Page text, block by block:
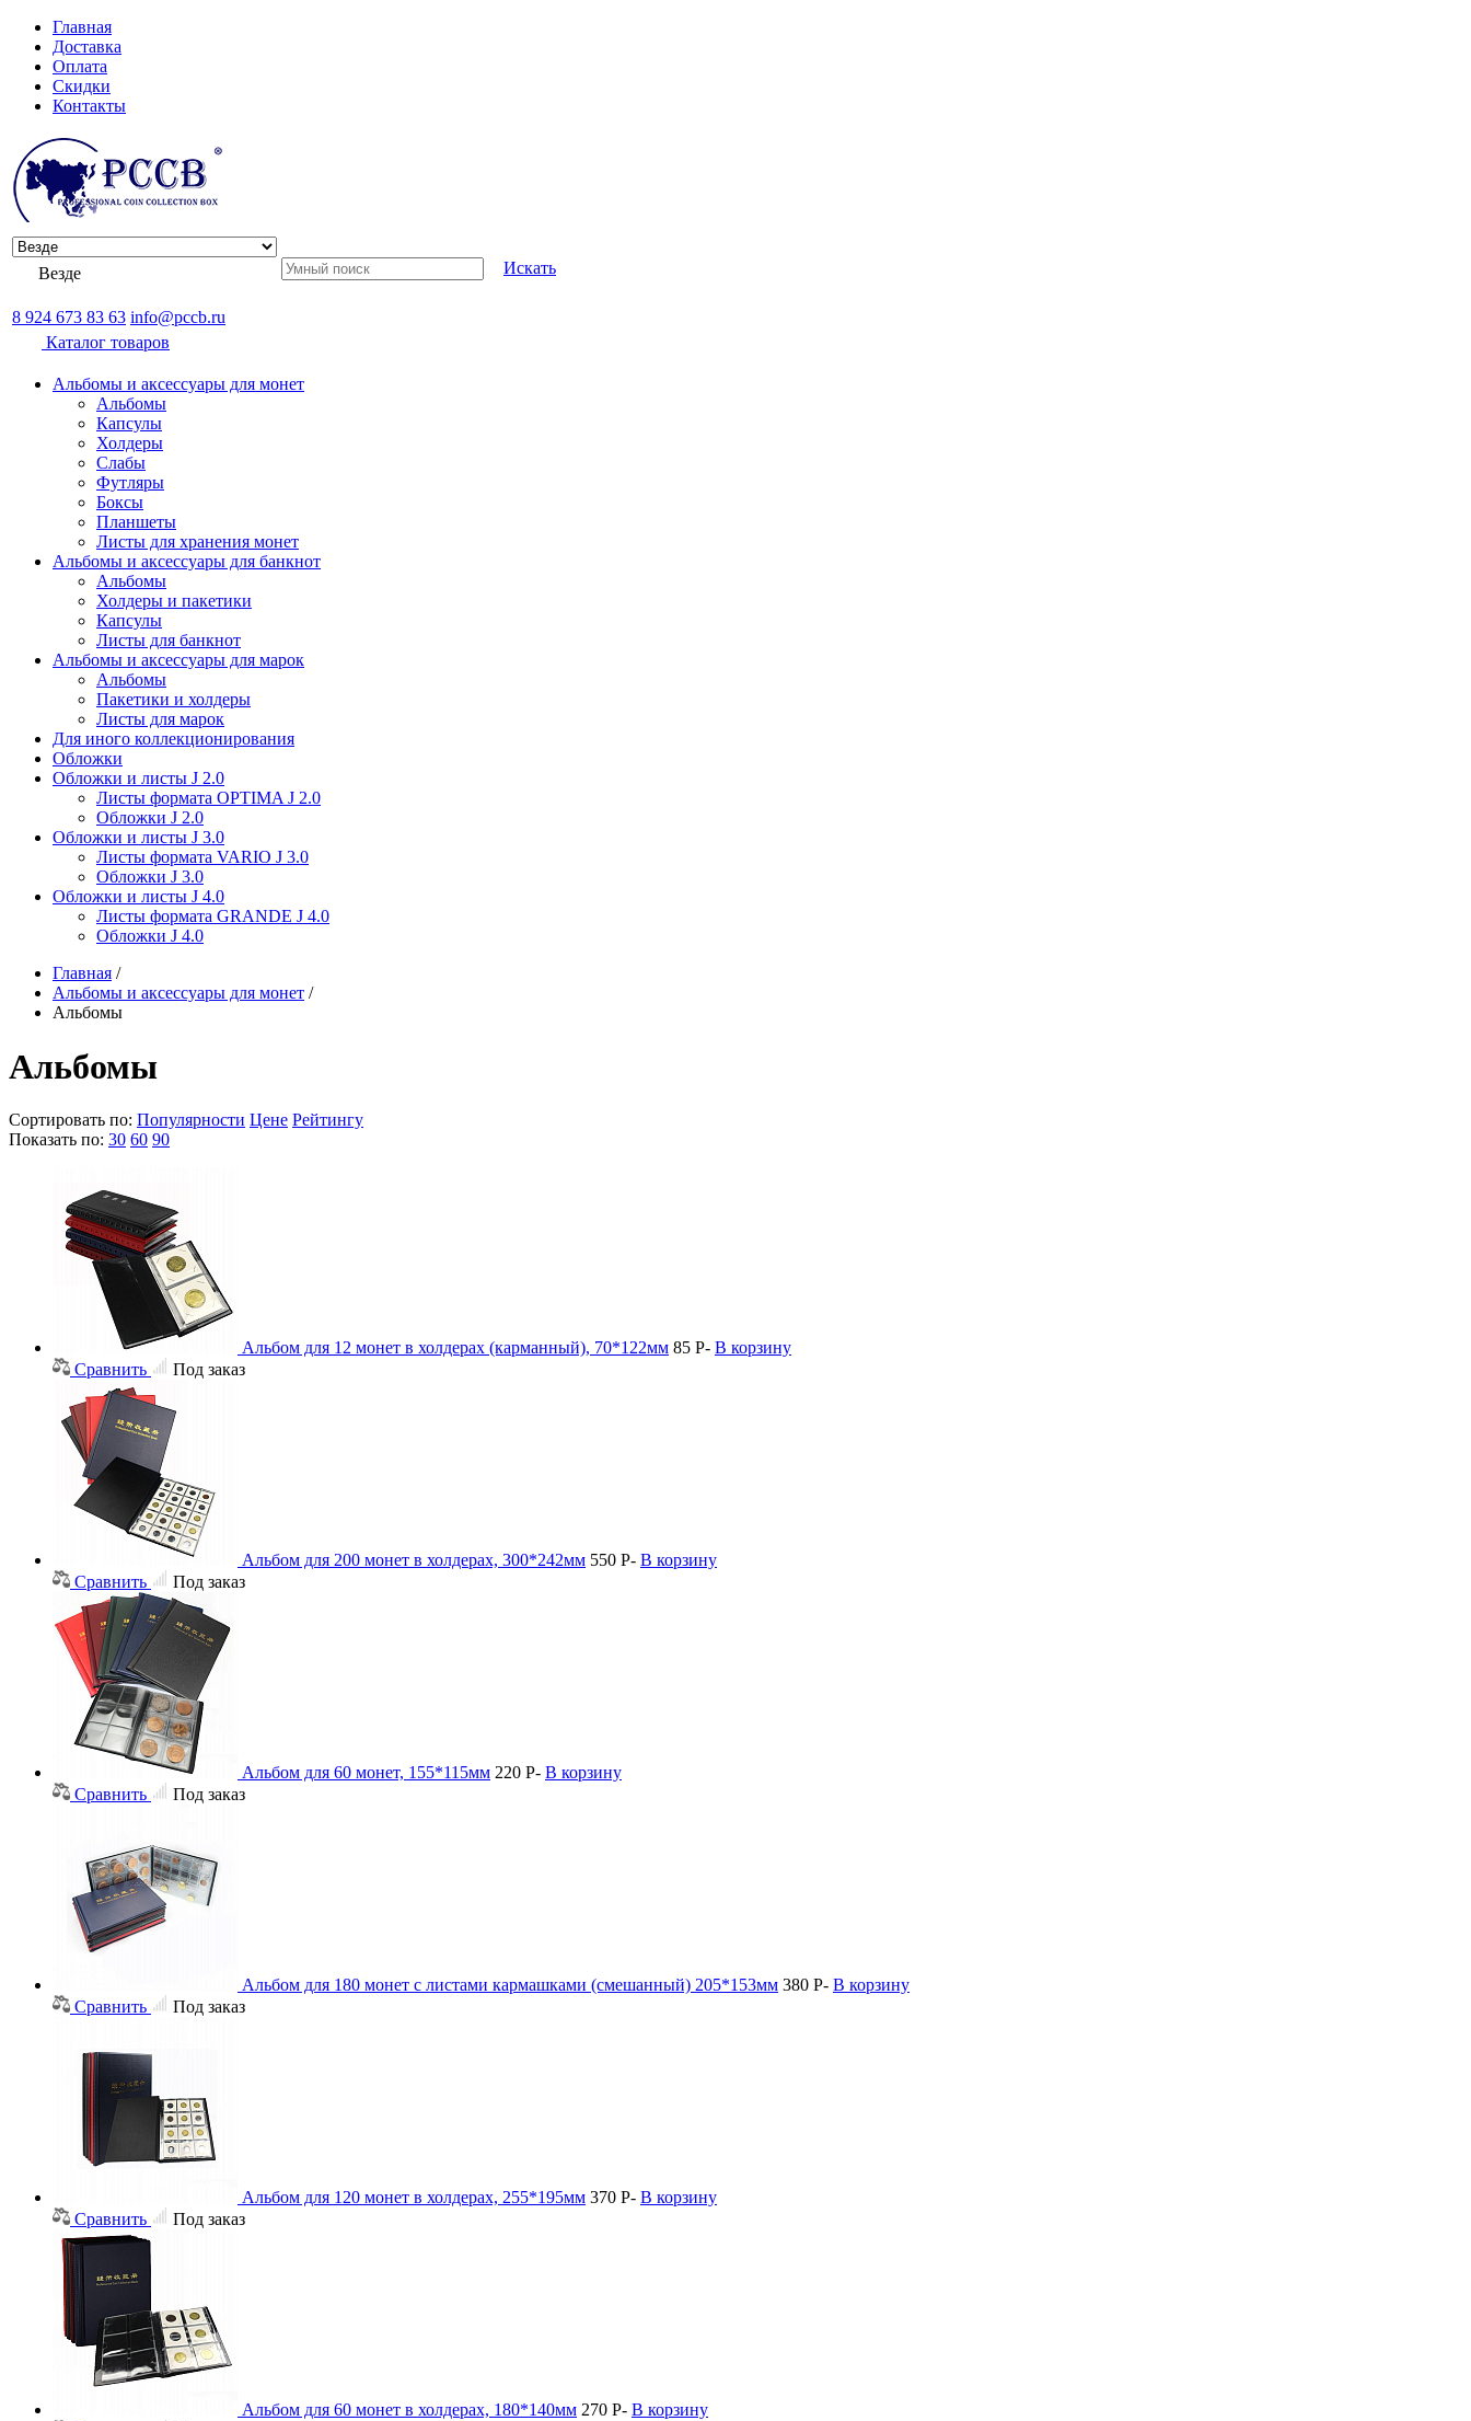
Главная
Доставка
Оплата
Скидки
Контакты
Везде Искать
8 924 673 83 63 info@pccb.ru
Каталог товаров
Альбомы и аксессуары для монет
Альбомы
Капсулы
Холдеры
Слабы
Футляры
Боксы
Планшеты
Листы для хранения монет
Альбомы и аксессуары для банкнот
Альбомы
Холдеры и пакетики
Капсулы
Листы для банкнот
Альбомы и аксессуары для марок
Альбомы
Пакетики и холдеры
Листы для марок
Для иного коллекционирования
Обложки
Обложки и листы J 2.0
Листы формата OPTIMA J 2.0
Обложки J 2.0
Обложки и листы J 3.0
Листы формата VARIO J 3.0
Обложки J 3.0
Обложки и листы J 4.0
Листы формата GRANDE J 4.0
Обложки J 4.0
Главная /
Альбомы и аксессуары для монет /
Альбомы
Альбомы
Сортировать по: Популярности Цене Рейтингу
Показать по: 30 60 90
Альбом для 12 монет в холдерах (карманный), 70*122мм 85 Р- В корзину
Сравнить
Под заказ
Альбом для 200 монет в холдерах, 300*242мм 550 Р- В корзину
Сравнить
Под заказ
Альбом для 60 монет, 155*115мм 220 Р- В корзину
Сравнить
Под заказ
Альбом для 180 монет с листами кармашками (смешанный) 205*153мм 380 Р- В корзину
Сравнить
Под заказ
Альбом для 120 монет в холдерах, 255*195мм 370 Р- В корзину
Сравнить
Под заказ
Альбом для 60 монет в холдерах, 180*140мм 270 Р- В корзину